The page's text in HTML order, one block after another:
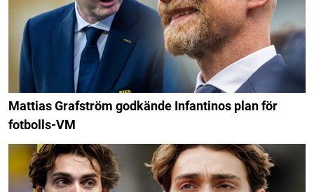
Mattias Grafström godkände Infantinos plan för
fotbolls-VM